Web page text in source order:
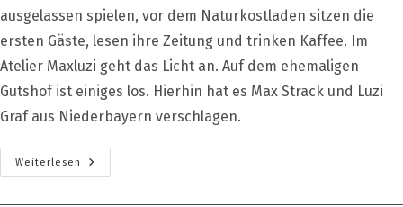
ausgelassen spielen, vor dem Naturkostladen sitzen die
ersten Gäste, lesen ihre Zeitung und trinken Kaffee. Im
Atelier Maxluzi geht das Licht an. Auf dem ehemaligen
Gutshof ist einiges los. Hierhin hat es Max Strack und Luzi
Graf aus Niederbayern verschlagen.
Weiterlesen
Holz
In